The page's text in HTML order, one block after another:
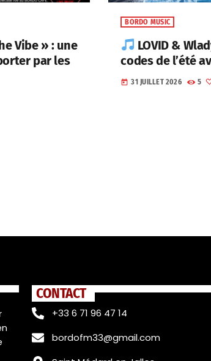
Vibe » : une
par les
BORDO MUSIC
LOVID &
codes de l’été
today 31 JUILLET 2026 5
CONTACT
+33 6 71 96 47 14
bordofm33@gmail.com